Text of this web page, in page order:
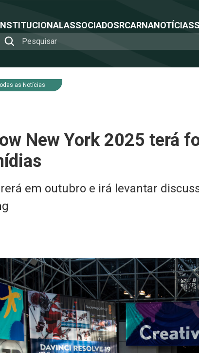
ASSOCIADOSRCARNANOTÍCIAS
as Notícias
New York 2025 terá
em outubro e irá levantar